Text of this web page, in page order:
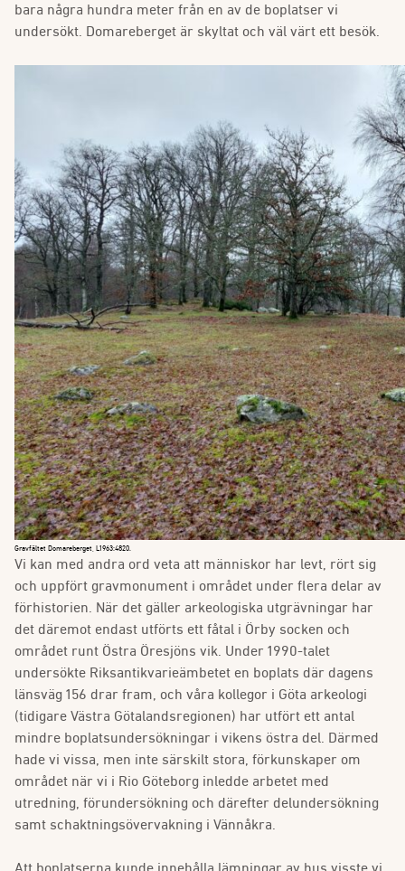
bara några hundra meter från en av de boplatser vi
undersökt. Domareberget är skyltat och väl värt ett besök.
Gravfältet Domareberget, L1963:4820.
Vi kan med andra ord veta att människor har levt, rört sig
och uppfört gravmonument i området under flera delar av
förhistorien. När det gäller arkeologiska utgrävningar har
det däremot endast utförts ett fåtal i Örby socken och
området runt Östra Öresjöns vik. Under 1990-talet
undersökte Riksantikvarieämbetet en boplats där dagens
länsväg 156 drar fram, och våra kollegor i Göta arkeologi
(tidigare Västra Götalandsregionen) har utfört ett antal
mindre boplatsundersökningar i vikens östra del. Därmed
hade vi vissa, men inte särskilt stora, förkunskaper om
området när vi i Rio Göteborg inledde arbetet med
utredning, förundersökning och därefter delundersökning
samt schaktningsövervakning i Vännåkra.